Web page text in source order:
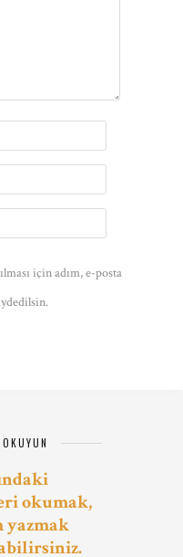
için adım, e-posta
okumak,
yazmak